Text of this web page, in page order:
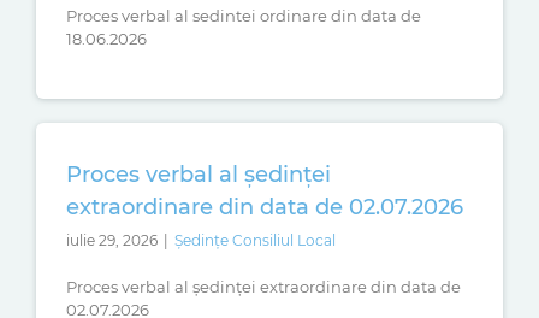
Proces verbal al sedintei ordinare din data de
18.06.2026
Proces verbal al ședinței
extraordinare din data de 02.07.2026
iulie 29, 2026 | Ședințe Consiliul Local
Proces verbal al ședinței extraordinare din data de
02.07.2026